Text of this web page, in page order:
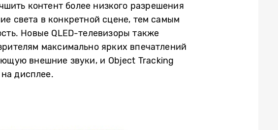
контент более низкого разрешения
света в конкретной сцене, тем самым
Новые QLED-телевизоры также
максимально ярких впечатлений
внешние звуки, и Object Tracking
дисплее.